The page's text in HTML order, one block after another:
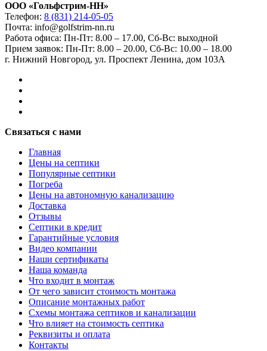
ООО «Гольфстрим-НН»
Телефон: 8 (831) 214-05-05
Почта: info@golfstrim-nn.ru
Работа офиса: Пн-Пт: 8.00 – 17.00, Сб-Вс: выходной
Прием заявок: Пн-Пт: 8.00 – 20.00, Сб-Вс: 10.00 – 18.00
г. Нижний Новгород, ул. Проспект Ленина, дом 103А
Связаться с нами
Главная
Цены на септики
Популярные септики
Погреба
Цены на автономную канализацию
Доставка
Отзывы
Септики в кредит
Гарантийные условия
Видео компании
Наши сертификаты
Наша команда
Что входит в монтаж
От чего зависит стоимость монтажа
Описание монтажных работ
Схемы монтажа септиков и канализации
Что влияет на стоимость септика
Реквизиты и оплата
Контакты